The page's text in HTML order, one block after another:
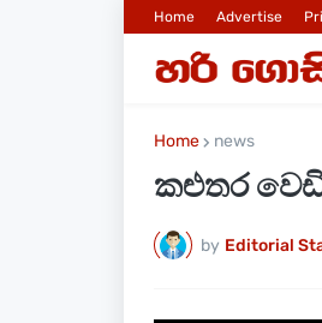
Home Advertise
Home news
කළුතර
by Editorial